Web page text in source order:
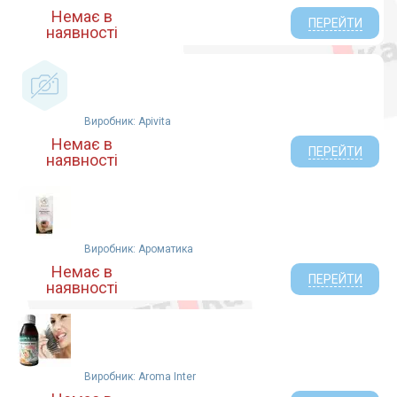
Немає в
наявності
ПЕРЕЙТИ
Виробник: Apivita
Немає в
наявності
ПЕРЕЙТИ
Виробник: Ароматика
Немає в
наявності
ПЕРЕЙТИ
Виробник: Aroma Inter